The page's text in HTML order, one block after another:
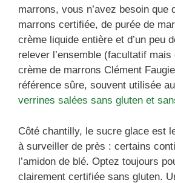
marrons, vous n’avez besoin que
marrons certifiée, de purée de
crème liquide entière et d’un peu
relever l’ensemble (facultatif
crème de marrons Clément
référence sûre, souvent utilisée
verrines salées sans gluten et
Côté chantilly, le sucre glace est
à surveiller de près : certains
l’amidon de blé. Optez toujours
clairement certifiée sans gluten.